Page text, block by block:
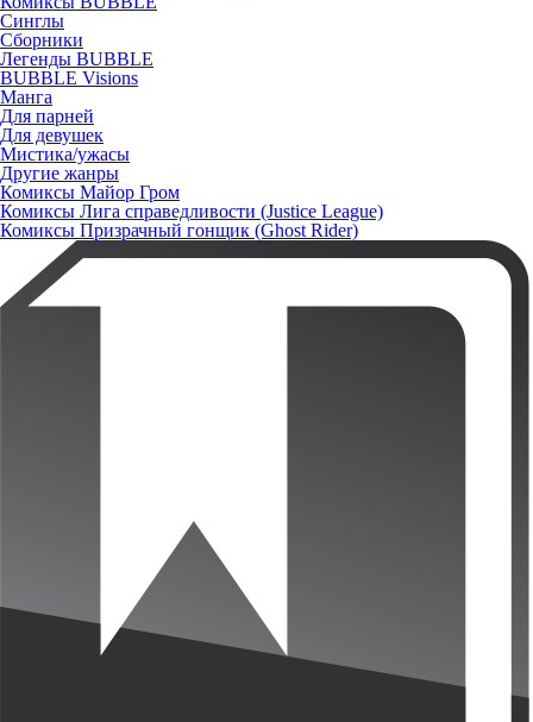
Синглы
Сборники
Легенды BUBBLE
BUBBLE Visions
Манга
Для парней
Для девушек
Мистика/ужасы
Другие жанры
Комиксы Майор Гром
Комиксы Лига справедливости (Justice League)
Комиксы Призрачный гонщик (Ghost Rider)